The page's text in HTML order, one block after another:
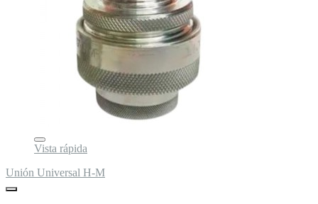
Vista rápida
Unión Universal H-M